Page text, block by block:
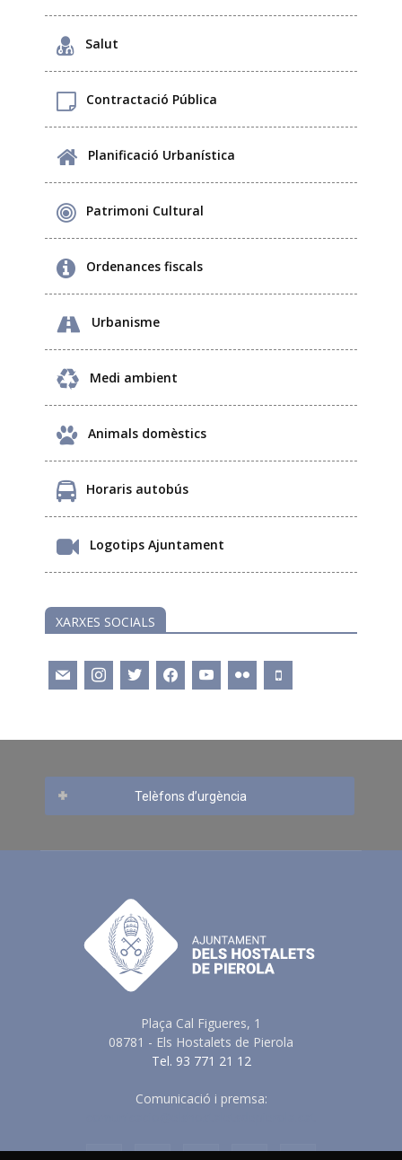
Salut
Contractació Pública
Planificació Urbanística
Patrimoni Cultural
Ordenances fiscals
Urbanisme
Medi ambient
Animals domèstics
Horaris autobús
Logotips Ajuntament
XARXES SOCIALS
mail instagram
twitter facebookyoutubeflickr mobile
Telèfons d’urgència
Plaça Cal Figueres, 1
08781 - Els Hostalets de Pierola
Tel. 93 771 21 12
Comunicació i premsa: